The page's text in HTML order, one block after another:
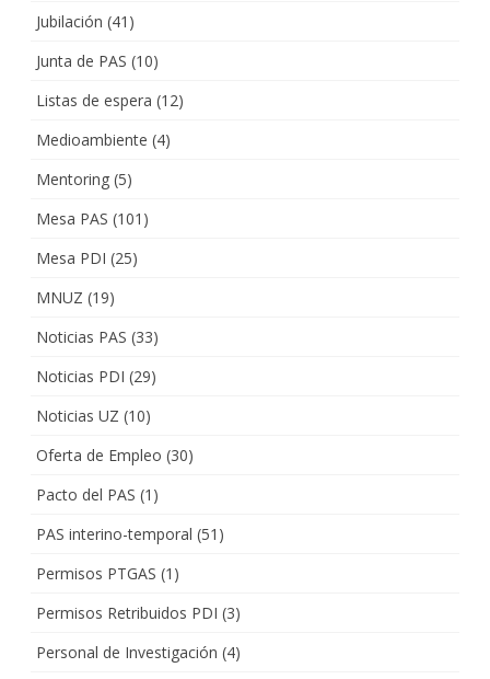
Jubilación (41)
Junta de PAS (10)
Listas de espera (12)
Medioambiente (4)
Mentoring (5)
Mesa PAS (101)
Mesa PDI (25)
MNUZ (19)
Noticias PAS (33)
Noticias PDI (29)
Noticias UZ (10)
Oferta de Empleo (30)
Pacto del PAS (1)
PAS interino-temporal (51)
Permisos PTGAS (1)
Permisos Retribuidos PDI (3)
Personal de Investigación (4)